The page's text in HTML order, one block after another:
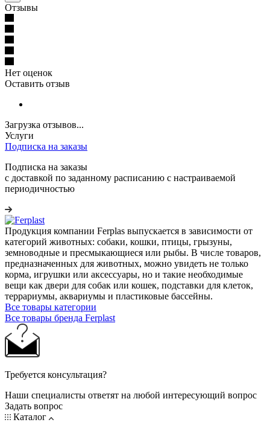
Отзывы
Нет оценок
Оставить отзыв
Загрузка отзывов...
Услуги
Подписка на заказы
Подписка на заказы
с доставкой по заданному расписанию с настраиваемой
периодичностью
Продукция компании Ferplas выпускается в зависимости от
категорий животных: собаки, кошки, птицы, грызуны,
земноводные и пресмыкающиеся или рыбы. В числе товаров,
предназначенных для животных, можно увидеть не только
корма, игрушки или аксессуары, но и такие необходимые
вещи как двери для собак или кошек, подставки для клеток,
террариумы, аквариумы и пластиковые бассейны.
Все товары категории
Все товары бренда Ferplast
Требуется консультация?
Наши специалисты ответят на любой интересующий вопрос
Задать вопрос
Каталог